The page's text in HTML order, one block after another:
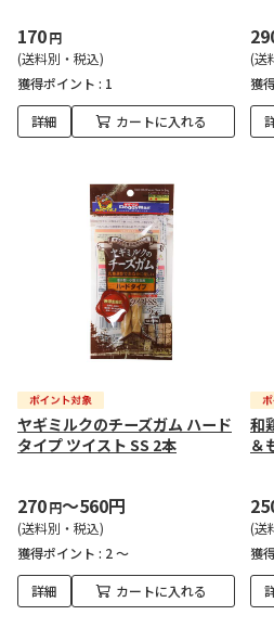
170円
(送料別・税込)
獲得ポイント : 1
詳細 カートに入れる
(送
獲
ヤギミルクのチーズガム ハード
タイプ ツイスト SS 2本
270円～560円
(送料別・税込)
獲得ポイント : 2 ～
詳細 カートに入れる
和
＆
(送
獲